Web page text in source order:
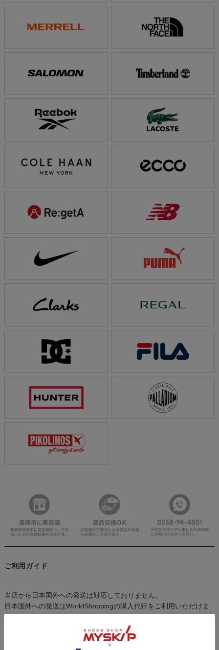
ご利用ガイド
当店から日本国外への発送は対応しておりません。
日本国外への発送はWorldShoppingの購入代行をご利用いただけま
す。
詳しくは、WorldShoppingのヘルプサイトをご確認ください。